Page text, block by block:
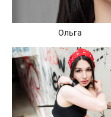
Ольга